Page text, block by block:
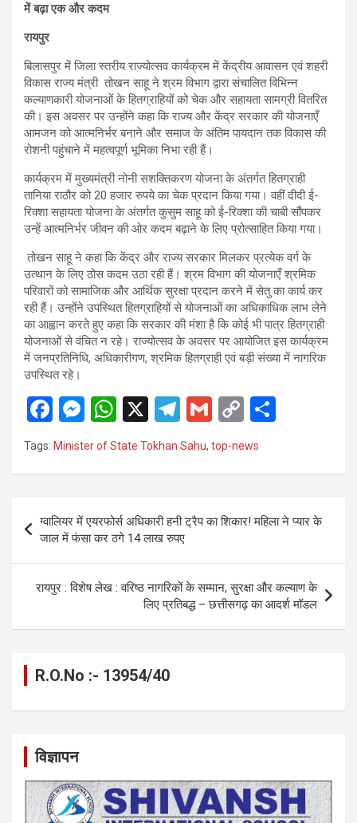
में बढ़ा एक और कदम
रायपुर
बिलासपुर में जिला स्तरीय राज्योत्सव कार्यक्रम में केंद्रीय आवासन एवं शहरी
विकास राज्य मंत्री तोखन साहू ने श्रम विभाग द्वारा संचालित विभिन्न
कल्याणकारी योजनाओं के हितग्राहियों को चेक और सहायता सामग्री वितरित
की। इस अवसर पर उन्होंने कहा कि राज्य और केंद्र सरकार की योजनाएँ
आमजन को आत्मनिर्भर बनाने और समाज के अंतिम पायदान तक विकास की
रोशनी पहुंचाने में महत्वपूर्ण भूमिका निभा रही हैं।
कार्यक्रम में मुख्यमंत्री नोनी सशक्तिकरण योजना के अंतर्गत हितग्राही
तानिया राठौर को 20 हजार रुपये का चेक प्रदान किया गया। वहीं दीदी ई-
रिक्शा सहायता योजना के अंतर्गत कुसुम साहू को ई-रिक्शा की चाबी सौंपकर
उन्हें आत्मनिर्भर जीवन की ओर कदम बढ़ाने के लिए प्रोत्साहित किया गया।
तोखन साहू ने कहा कि केंद्र और राज्य सरकार मिलकर प्रत्येक वर्ग के
उत्थान के लिए ठोस कदम उठा रही हैं। श्रम विभाग की योजनाएँ श्रमिक
परिवारों को सामाजिक और आर्थिक सुरक्षा प्रदान करने में सेतु का कार्य कर
रही हैं। उन्होंने उपस्थित हितग्राहियों से योजनाओं का अधिकाधिक लाभ लेने
का आह्वान करते हुए कहा कि सरकार की मंशा है कि कोई भी पात्र हितग्राही
योजनाओं से वंचित न रहे। राज्योत्सव के अवसर पर आयोजित इस कार्यक्रम
में जनप्रतिनिधि, अधिकारीगण, श्रमिक हितग्राही एवं बड़ी संख्या में नागरिक
उपस्थित रहे।
F
a
ce
o
o
k
M
es
se
g
er
W
h
at
A
p
p
X
T
el
e
a
m
G
m
ail
C
py
n
Tags: Minister of State Tokhan Sahu, top-news
Post
navigation
ग्वालियर में एयरफोर्स अधिकारी हनी ट्रैप का शिकार! महिला ने प्यार के
जाल में फंसा कर ठगे 14 लाख रुपए
रायपुर : विशेष लेख : वरिष्ठ नागरिकों के सम्मान, सुरक्षा और कल्याण के
लिए प्रतिबद्ध – छत्तीसगढ़ का आदर्श मॉडल
R.O.No :- 13954/40
विज्ञापन